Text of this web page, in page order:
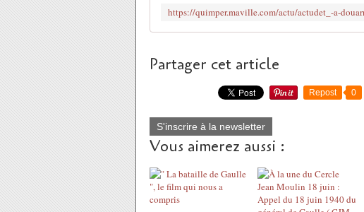
Partager cet article
Repost 0
S'inscrire à la newsletter
Vous aimerez aussi :